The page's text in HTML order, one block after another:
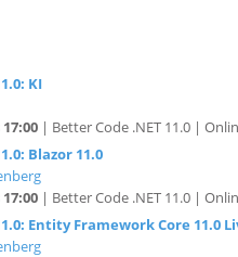
KI
| Better Code .NET 11.0 |
Blazor 11.0
| Better Code .NET 11.0 |
Entity Framework Core 11.0